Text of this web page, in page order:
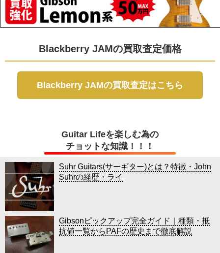
Blackberry JAMの買取査定価格
Blackberry JAMの買取査定はこちら
Guitar Lifeを楽しむ為の
チョットな知識！！！
Suhr Guitars(サーギター)とは？特徴・John
Suhrの経歴・ライ
Gibsonピックアップ完全ガイド｜種類・抵
抗値一覧からPAFの歴史まで徹底解説